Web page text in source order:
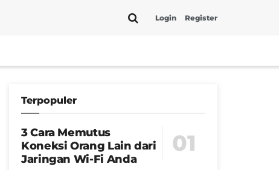
Login Register
Terpopuler
3 Cara Memutus
Koneksi Orang Lain dari
Jaringan Wi-Fi Anda